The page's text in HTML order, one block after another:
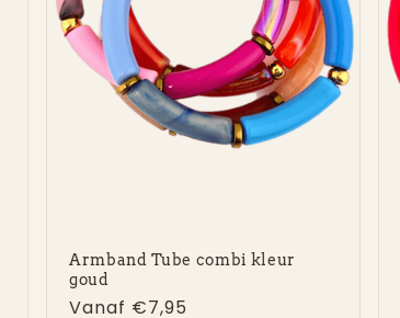
Armband Tube combi kleur
goud
Normale
Vanaf €7,95